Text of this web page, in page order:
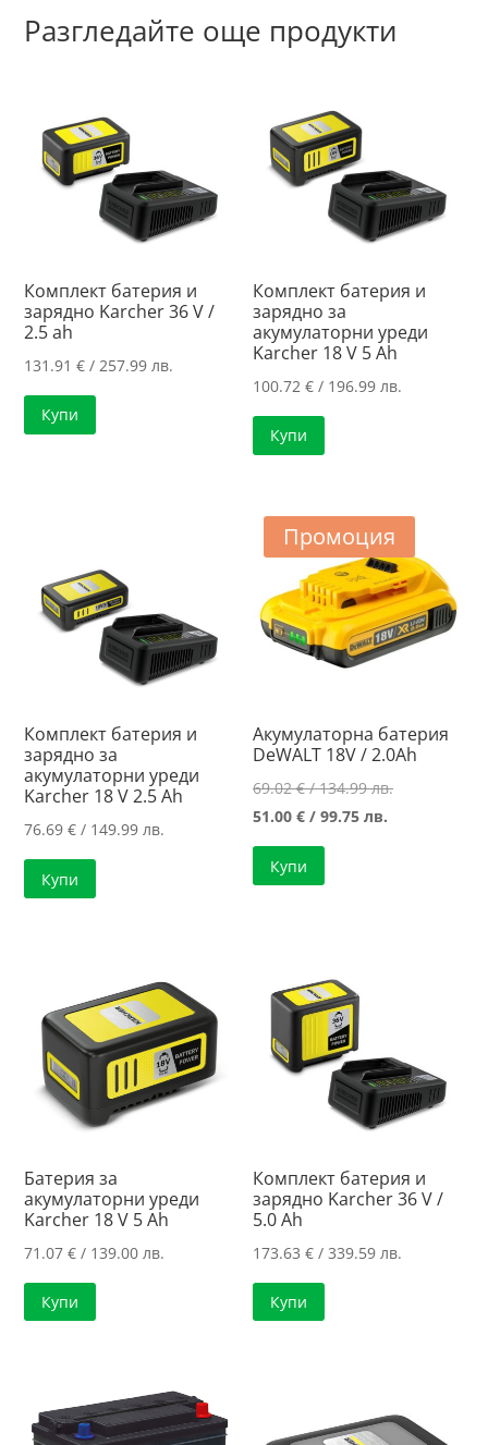
Разгледайте още продукти
Комплект батерия и
зарядно Karcher 36 V /
2.5 ah
131.91€ / 257.99 лв.
Купи
Комплект батерия и
зарядно за
акумулаторни уреди
Karcher 18 V 5 Ah
100.72€ / 196.99 лв.
Купи
Комплект батерия и
зарядно за
акумулаторни уреди
Karcher 18 V 2.5 Ah
76.69€ / 149.99 лв.
Купи
Промоция
Акумулаторна батерия
DeWALT 18V / 2.0Ah
69.02€/ 134.99 лв.Original
51.00€ / 99.75 лв.
Купи
Батерия за
акумулаторни уреди
Karcher 18 V 5 Ah
71.07€ / 139.00 лв.
Купи
Комплект батерия и
зарядно Karcher 36 V /
5.0 Ah
173.63€ / 339.59 лв.
Купи